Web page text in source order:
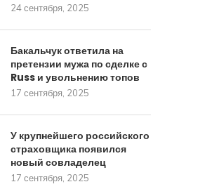
24 сентября, 2025
Бакальчук ответила на
претензии мужа по сделке с
Russ и увольнению топов
17 сентября, 2025
У крупнейшего российского
страховщика появился
новый совладелец
17 сентября, 2025